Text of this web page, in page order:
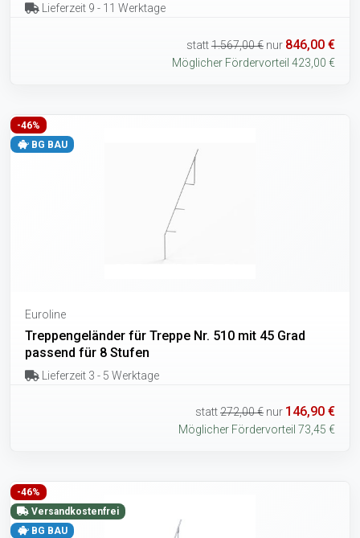
Lieferzeit 9 - 11 Werktage
statt1.567,00 € nur 846,00 €
Möglicher Fördervorteil 423,00 €
-46%
BG BAU
Euroline
Treppengeländer für Treppe Nr. 510 mit 45 Grad
passend für 8 Stufen
Lieferzeit 3 - 5 Werktage
statt272,00 € nur 146,90 €
Möglicher Fördervorteil 73,45 €
-46%
Versandkostenfrei
BG BAU